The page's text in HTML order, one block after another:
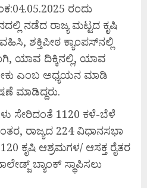
ರಂದು
ನಡೆದ ರಾಜ್ಯ ಮಟ್ಟದ ಕೃಷಿ
ಶಕ್ತಿಪೀಠ ಕ್ಯಾಂಪಸ್‌ನಲ್ಲಿ
ಯಾವ ದಿಕ್ಕಿನಲ್ಲಿ, ಯಾವ
ಎಂಬ ಅಧ್ಯಯನ ಮಾಡಿ
ಮಾಡಿದ್ದರು.
ಸೇರಿದಂತೆ 1120 ಕಳೆ-ಬೆಳೆ
ರಾಜ್ಯದ 224 ವಿಧಾನಸಭಾ
ಕೃಷಿ ಆಶ್ರಮಗಳ/ ಆಸಕ್ತ ರೈತರ
ಬ್ಯಾಂಕ್ ಸ್ಥಾಪಿಸಲು